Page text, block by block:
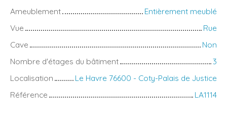
Ameublement
Entièrement meublé
Vue
Rue
Cave
Non
Nombre d'étages du bâtiment
3
Localisation
Le Havre 76600 - Coty-Palais de Justice
Référence
LA1114